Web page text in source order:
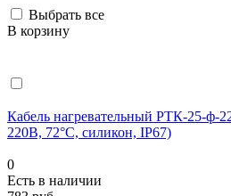
Выбрать все
В корзину
Кабель нагревательный РТК-25-ф-
220В, 72°С, силикон, IP67)
0
Есть в наличии